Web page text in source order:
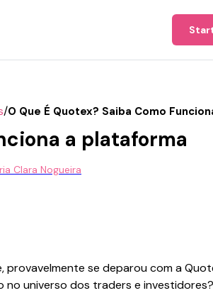
/O Que É Quotex? Saiba Como
a plataforma
Clara Nogueira
se deparou com a
no universo dos traders e